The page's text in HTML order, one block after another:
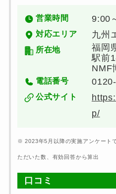
営業時間 9:00
対応エリア 九州
所在地
福岡
駅前
NMF
電話番号
公式サイト
p/
※ 2023年5月以降の実施アンケート
ただいた数、有効回答から算出
口コミ